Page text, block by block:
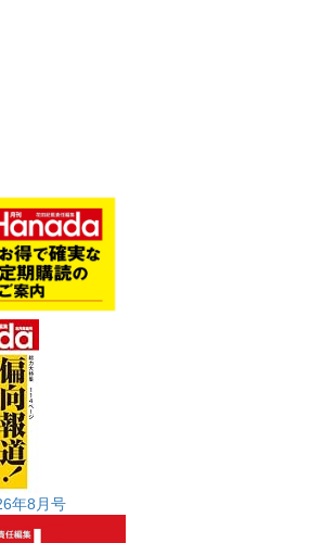
年8月号